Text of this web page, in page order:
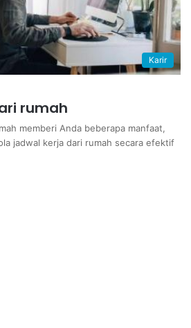
Karir
rumah
memberi Anda beberapa manfaat,
jadwal kerja dari rumah secara efektif